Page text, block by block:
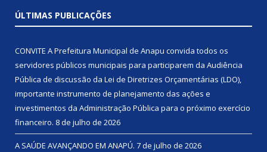
ÚLTIMAS PUBLICAÇÕES
CONVITE A Prefeitura Municipal de Anapu convida todos os
servidores públicos municipais para participarem da Audiência
Pública de discussão da Lei de Diretrizes Orçamentárias (LDO),
importante instrumento de planejamento das ações e
investimentos da Administração Pública para o próximo exercício
financeiro. 8 de julho de 2026
A SAÚDE AVANÇANDO EM ANAPÚ. 7 de julho de 2026